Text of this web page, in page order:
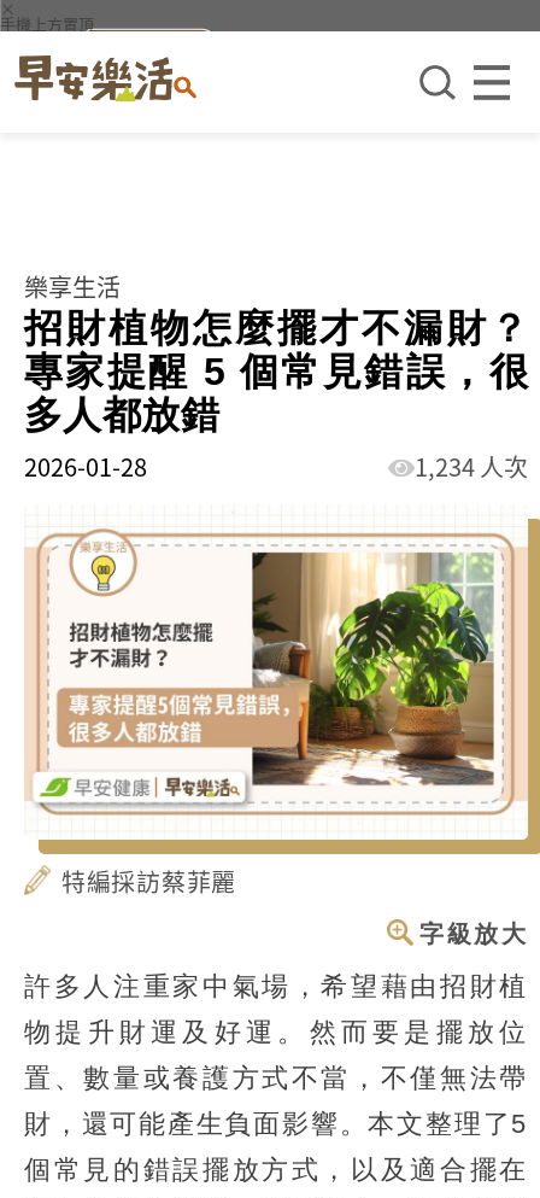
×
手機上方置頂
樂享生活
招財植物怎麼擺才不漏財？
專家提醒 5 個常見錯誤，很
多人都放錯
2026-01-28 1,234 人次
特編採訪蔡菲麗
字級放大
許多人注重家中氣場，希望藉由招財植
物提升財運及好運。然而要是擺放位
置、數量或養護方式不當，不僅無法帶
財，還可能產生負面影響。本文整理了5
個常見的錯誤擺放方式，以及適合擺在